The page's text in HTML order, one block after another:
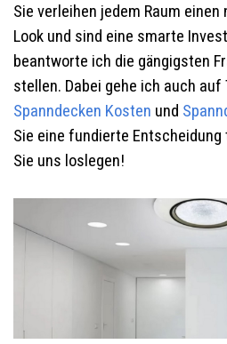
Sie verleihen jedem Raum
Look und sind eine smarte
beantworte ich die gängigsten
stellen. Dabei gehe ich auch auf
Spanndecken Kosten und
Sie eine fundierte
Sie uns loslegen!